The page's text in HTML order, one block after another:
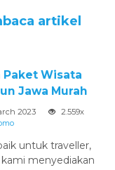
artikel
Paket Wisata
Jawa Murah
2023
2.559x
untuk traveller,
kami menyediakan